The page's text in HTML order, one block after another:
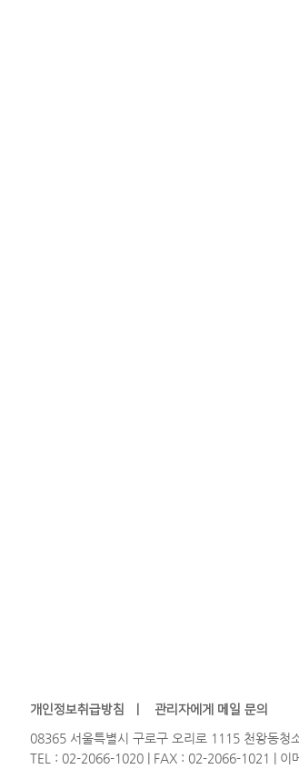
개인정보취급방침
관리자에게 메일 문의
08365 서울특별시 구로구 오리로 1115 천왕동청
TEL : 02-2066-1020 | FAX : 02-2066-1021 | 이